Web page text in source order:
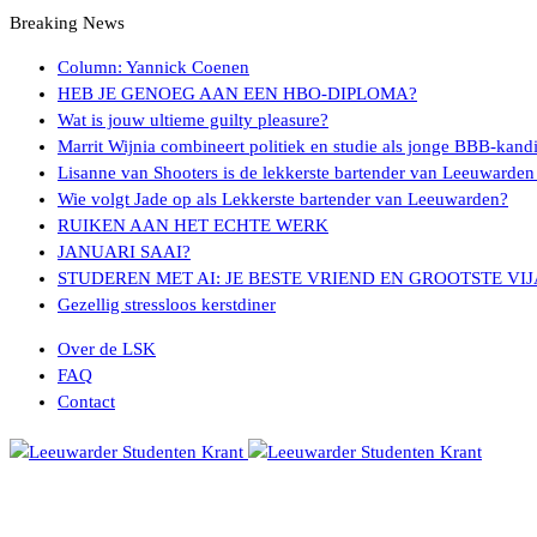
Breaking News
Column: Yannick Coenen
HEB JE GENOEG AAN EEN HBO-DIPLOMA?
Wat is jouw ultieme guilty pleasure?
Marrit Wijnia combineert politiek en studie als jonge
Lisanne van Shooters is de lekkerste bartender van
Wie volgt Jade op als Lekkerste bartender van Leeuwarden?
RUIKEN AAN HET ECHTE WERK
JANUARI SAAI?
STUDEREN MET AI: JE BESTE VRIEND EN GROOTSTE
Gezellig stressloos kerstdiner
Over de LSK
FAQ
Contact